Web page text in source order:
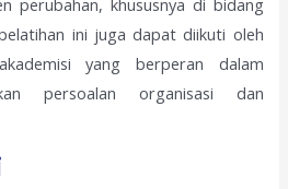
perubahan, khususnya di bidang
ini juga dapat diikuti oleh
yang berperan dalam
persoalan organisasi dan